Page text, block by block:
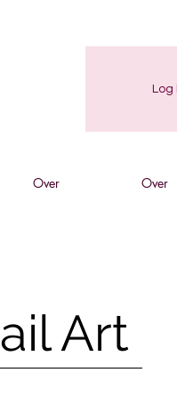
Log
Over Over
Art